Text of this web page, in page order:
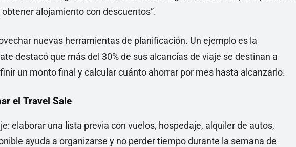
alojamiento con descuentos”.
nuevas herramientas de planificación. Un ejemplo es la
destacó que más del 30% de sus alcancías de viaje se destinan a
un monto final y calcular cuánto ahorrar por mes hasta alcanzarlo.
el Travel Sale
elaborar una lista previa con vuelos, hospedaje, alquiler de autos,
ayuda a organizarse y no perder tiempo durante la semana de